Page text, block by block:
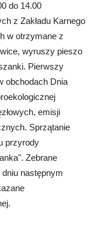
do 14.00
z Zakładu Karnego
w otrzymane z
wyruszy pieszo
Pierwszy
obchodach Dnia
emisji
Sprzątanie
przyrody
Zebrane
następnym